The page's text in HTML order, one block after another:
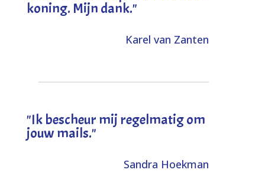
koning. Mijn dank."
Karel van Zanten
"Ik bescheur mij regelmatig om
jouw mails."
Sandra Hoekman